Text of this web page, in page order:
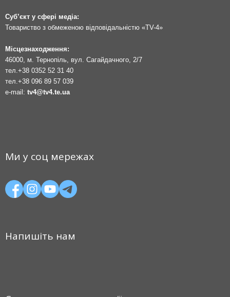
Суб’єкт у сфері медіа:
Товариство з обмеженою відповідальністю «TV-4»
Місцезнаходження:
46000, м. Тернопіль, вул. Сагайдачного, 2/7
тел.+38 0352 52 31 40
тел.+38 096 89 57 039
e-mail: tv4@tv4.te.ua
Ми у соц мережах
Напишіть нам